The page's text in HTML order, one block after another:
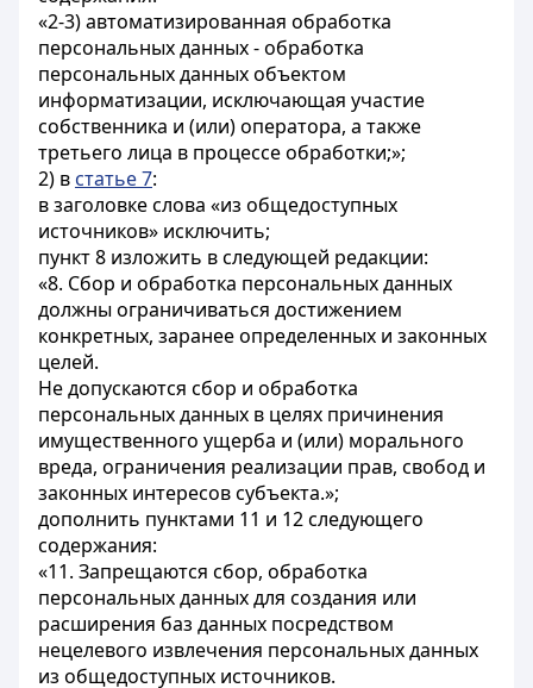
«2-3) автоматизированная обработка
персональных данных - обработка
персональных данных объектом
информатизации, исключающая участие
собственника и (или) оператора, а также
третьего лица в процессе обработки;»;
2) в статье 7:
в заголовке слова «из общедоступных
источников» исключить;
пункт 8 изложить в следующей редакции:
«8. Сбор и обработка персональных данных
должны ограничиваться достижением
конкретных, заранее определенных и законных
целей.
Не допускаются сбор и обработка
персональных данных в целях причинения
имущественного ущерба и (или) морального
вреда, ограничения реализации прав, свобод и
законных интересов субъекта.»;
дополнить пунктами 11 и 12 следующего
содержания:
«11. Запрещаются сбор, обработка
персональных данных для создания или
расширения баз данных посредством
нецелевого извлечения персональных данных
из общедоступных источников.